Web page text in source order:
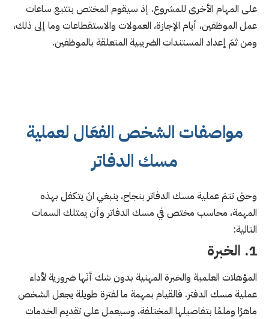
على المهام الأخرى للمشروع. إذ سيقوم المختص بتتبع ساعات
عمل الموظفين، أيام الإجازة، العمولات والاستقطاعات وما إلى ذلك،
ومن ثمَ إعداد المستندات الضريبية المتعلقة بالموظفين.
مواصفات الشخص الفعَال لعملية
مسك الدفاتر
وحتى تتمَ عملية مسك الدفاتر بنجاح، ينبغي انَ يتكفل بهذه
المهمة، محاسب مختص في مسك الدفاتر وأن يمتلك السمات
التالية:
1. الخبرة
المؤهلات العلمية والخبرة المهنية بدون شك أنَها ضرورية لأداء
عملية مسك الدفتر. فالقيام بمهمة ما لفترة طويلة يجعل الشخص
ماهرًا وملمًا بتفاصيلها المختلفة، وسيعمل على تقديم الخدمات